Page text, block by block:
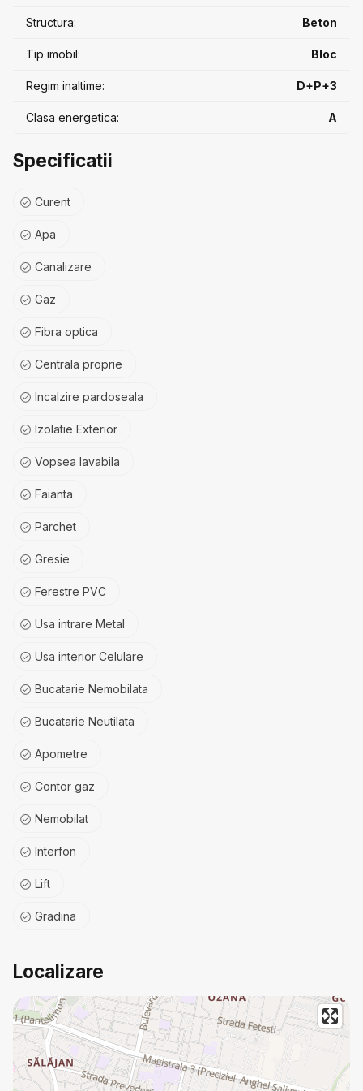
• Ușă metalică antiefracție
Prețurile diferă în funcție de avans (praguri 20% / 50% /
Structura: Beton
Tip imobil: Bloc
Regim inaltime: D+P+3
Clasa energetica: A
Specificatii
Curent
Apa
Canalizare
Gaz
Fibra optica
Centrala proprie
Incalzire pardoseala
Izolatie Exterior
Vopsea lavabila
Faianta
Parchet
Gresie
Ferestre PVC
Usa intrare Metal
Usa interior Celulare
Bucatarie Nemobilata
Bucatarie Neutilata
Apometre
Contor gaz
Nemobilat
Interfon
Lift
Gradina
Localizare